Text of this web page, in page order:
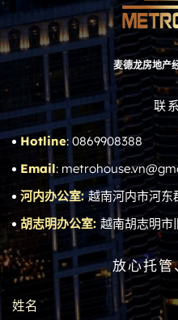
麦德龙房地产
联
Hotline: 0869908388
Email:
河内办公室:越南河内市河东
胡志明办公室: 越南胡志明市
放心托管